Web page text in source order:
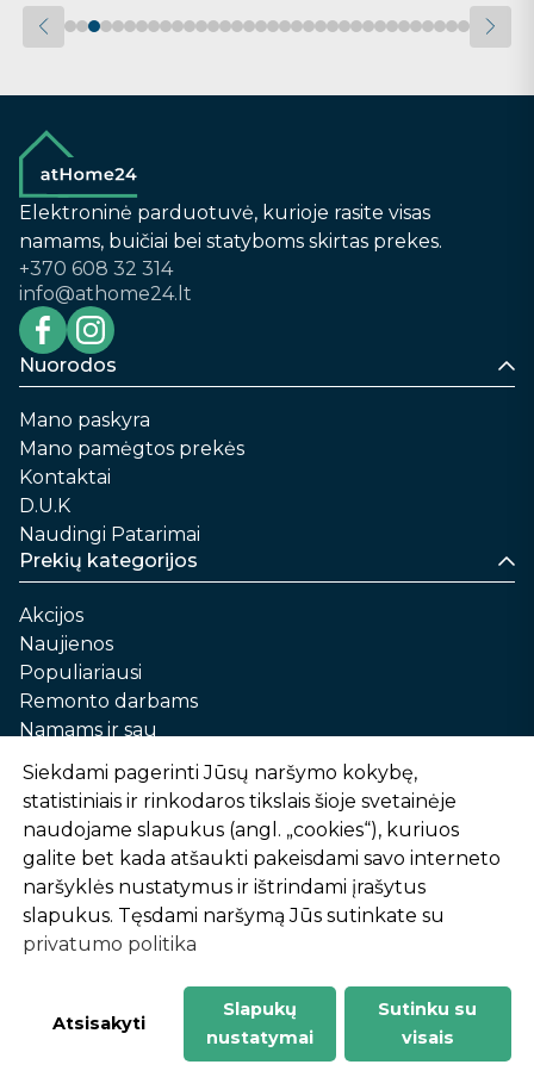
Elektroninė parduotuvė, kurioje rasite visas
namams, buičiai bei statyboms skirtas prekes.
+370 608 32 314
info@athome24.lt
Nuorodos
Mano paskyra
Mano pamėgtos prekės
Kontaktai
D.U.K
Naudingi Patarimai
Prekių kategorijos
Akcijos
Naujienos
Populiariausi
Remonto darbams
Namams ir sau
Automobilių priežiūrai
Sodui ir daržui
Informacija
Apie mus
Prekių pirkimo – pardavimo taisyklės
Prekių pristatymas ir atsiėmimas
Garantinis aptarnavimas ir prekių grąžinimas
Privatumo politika
AtHome24.lt © 2026 Visos teisės saugomos
-
1
2
%
n
u
o
l
a
i
d
a
Siekdami pagerinti Jūsų naršymo kokybę,
statistiniais ir rinkodaros tikslais šioje svetainėje
naudojame slapukus (angl. „cookies“), kuriuos
galite bet kada atšaukti pakeisdami savo interneto
naršyklės nustatymus ir ištrindami įrašytus
slapukus. Tęsdami naršymą Jūs sutinkate su
privatumo politika
Atsisakyti
Slapukų
nustatymai
Sutinku su
visais